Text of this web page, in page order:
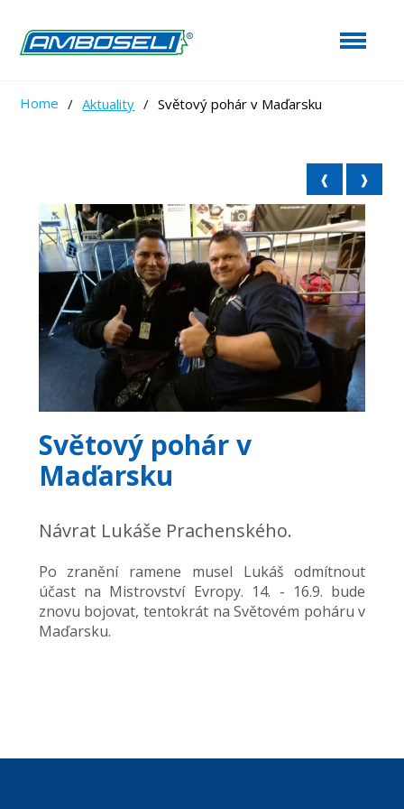
Home / Aktuality / Světový pohár v Maďarsku
❰ ❱
Světový pohár v
Maďarsku
Návrat Lukáše Prachenského.
Po zranění ramene musel Lukáš odmítnout
účast na Mistrovství Evropy. 14. - 16.9. bude
znovu bojovat, tentokrát na Světovém poháru v
Maďarsku.